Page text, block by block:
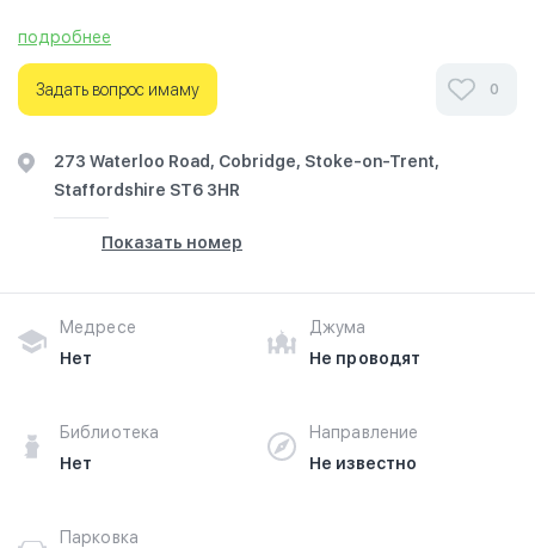
Ознакомьтесь с отзывами посетителей Madina Masjid в
г.Стаффорд на фотографиях и узнайте о часах работы.
Ваше духовное путешествие начинается здесь.
подробнее
Задать вопрос имаму 0
273 Waterloo Road, Cobridge, Stoke-on-Trent,
Staffordshire ST6 3HR
Показать номер
Медресе
Нет
Джума
Не проводят
Библиотека
Нет
Направление
Не известно
Парковка